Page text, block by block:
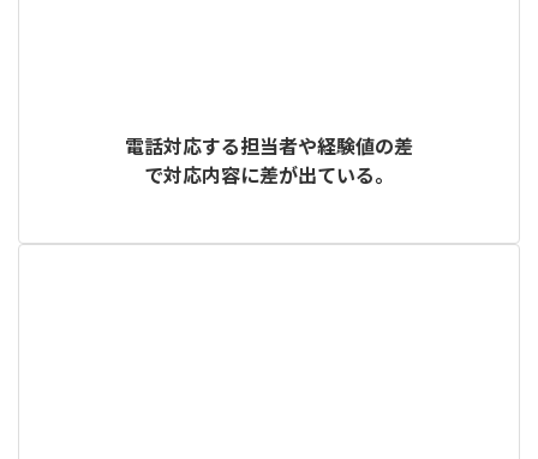
電話対応する担当者や経験値の差
で対応内容に差が出ている。